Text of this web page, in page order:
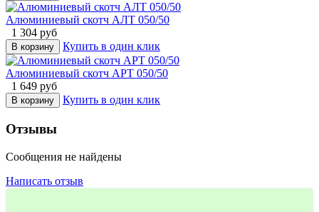
Алюминиевый скотч АЛТ 050/50
1 304 руб
В корзину Купить в один клик
Алюминиевый скотч АРТ 050/50
1 649 руб
В корзину Купить в один клик
Отзывы
Сообщения не найдены
Написать отзыв